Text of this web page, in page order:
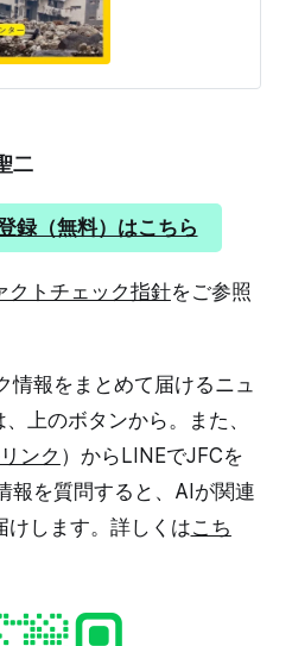
波の映像を使って、まるで能
投稿する事例が相次いだ（例
例6）。 例2と例3を投稿した
わってくるアナウンスなので
てください」と書かれてい
と見られる。 例5の投稿は
逃げろ」という文言に「#東
ュタグもついている。映像は
唆しているように読
二
録（無料）はこちら
クトチェック指針をご参照
情報をまとめて届けるニュ
上のボタンから。また、
ンク ）からLINEでJFCを
報を質問すると、AIが関連
けします。詳しくはこち